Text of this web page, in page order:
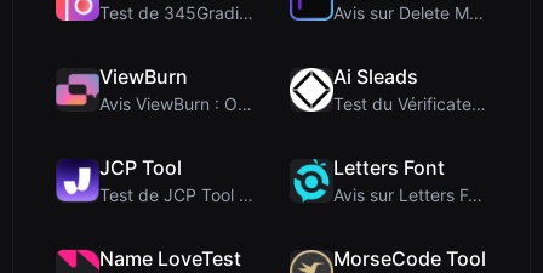
Test de 345Gradient : un générateur de dégradés 2K... Avis sur Delete Metadata : un outil de confidentia...
ViewBurn
Avis ViewBurn : Outil gratuit de « burn after read...
Ai Sleads
Test du Vérificateur de Force des Mots de Passe d'...
JCP Tool
Test de JCP Tool : Convertisseur de données côté c...
Letters Font
Avis sur Letters Font : Générateur gratuit de poli...
Name LoveTest MorseCode Tool